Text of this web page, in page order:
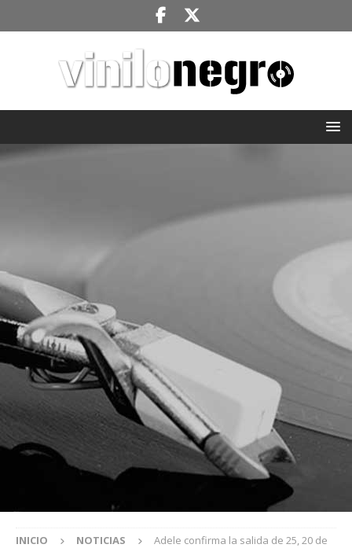
INICIO NOTICIAS
Adele confirma la salida de 25, 20 de